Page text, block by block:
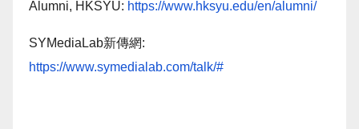
Alumni, HKSYU: https://www.hksyu.edu/en/alumni/
SYMediaLab新傳網:
https://www.symedialab.com/talk/#